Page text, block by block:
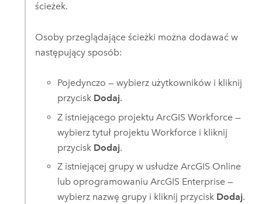
ścieżek.
Osoby przeglądające ścieżki można dodawać w
następujący sposób:
Pojedynczo — wybierz użytkowników i kliknij
przycisk Dodaj.
Z istniejącego projektuArcGIS Workforce —
wybierz tytuł projektuWorkforce i kliknij
przycisk Dodaj.
Z istniejącej grupy w usłudzeArcGIS Online
lub oprogramowaniuArcGIS Enterprise —
wybierz nazwę grupy i kliknij przycisk Dodaj.